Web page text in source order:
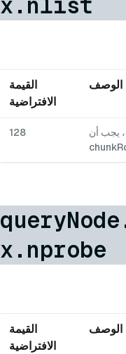
الوصف
القيمة
الافتراضية
قائمة الفهرس المؤقت nlist، يوصى بتعيين sqrt(chunkRows)، يجب أن
128
x.nprobe
الوصف
القيمة
الافتراضية